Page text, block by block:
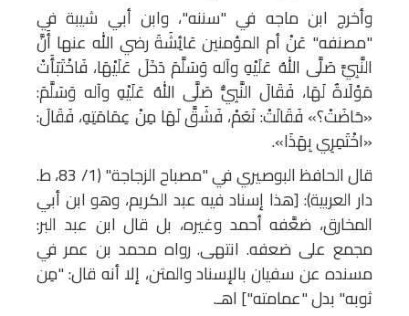
وأخرج ابن ماجه في "سننه"، وابن أبي شيبة في
"مصنفه" عَنْ أم المؤمنين عَائِشَةَ رضي الله عنها أَنَّ
النَّبِيَّ صَلَّى اللهُ عَلَيْهِ وآله وَسَلَّمَ دَخَلَ عَلَيْهَا، فَاخْتَبَأَتْ
مَوْلَاةٌ لَهَا، فَقَالَ النَّبِيُّ صَلَّى اللهُ عَلَيْهِ وآله وَسَلَّمَ:
«حَاضَتْ؟» فَقَالَتْ: نَعَمْ، فَشَقَّ لَهَا مِنْ عِمَامَتِهِ، فَقَالَ:
«اخْتَمِرِي بِهَذَا».
قال الحافظ البوصيري في "مصباح الزجاجة" (1/ 83، ط.
دار العربية): [هذا إسناد فيه عبد الكريم، وهو ابن أبي
المخارق، ضعَّفه أحمد وغيره، بل قال ابن عبد البر:
مجمع على ضعفه. انتهى. رواه محمد بن عمر في
مسنده عن سفيان بالإسناد والمتن، إلا أنه قال: "مِن
ثوبه" بدل "عمامته"] اهـ.